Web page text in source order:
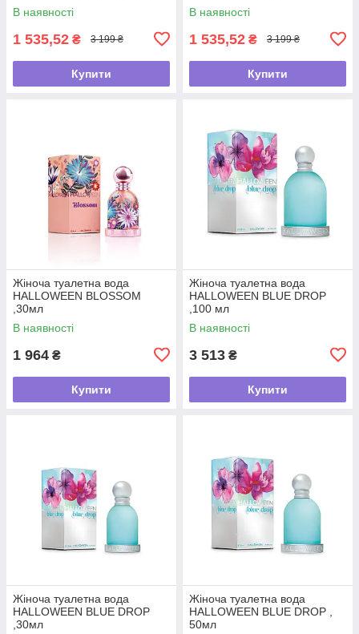
В наявності
1 535,52 ₴ 3 199 ₴
Купити
В наявності
1 535,52 ₴ 3 199 ₴
Купити
Жіноча туалетна вода
HALLOWEEN BLOSSOM
,30мл
В наявності
1 964 ₴
Купити
Жіноча туалетна вода
HALLOWEEN BLUE DROP
,100 мл
В наявності
3 513 ₴
Купити
Жіноча туалетна вода
HALLOWEEN BLUE DROP
,30мл
Жіноча туалетна вода
HALLOWEEN BLUE DROP ,
50мл